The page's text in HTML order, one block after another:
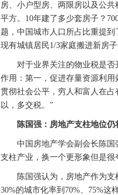
房、小户型房、两限房以及公
平方。10年建了多少套房子？
题，中国城市人口所占比重提到
现有城镇居民1/3家庭搬进新房
对于业界关注的物业税是否
作用：第一，促进存量资源利用
贯彻社会公平，穷人和富人在
以，多交税。”
陈国强：房地产支柱地位仍
中国房地产学会副会长陈国
支柱产业，换一个更形象但是很
陈国强认为，房地产作为支
30%的城市化率到70%、75%